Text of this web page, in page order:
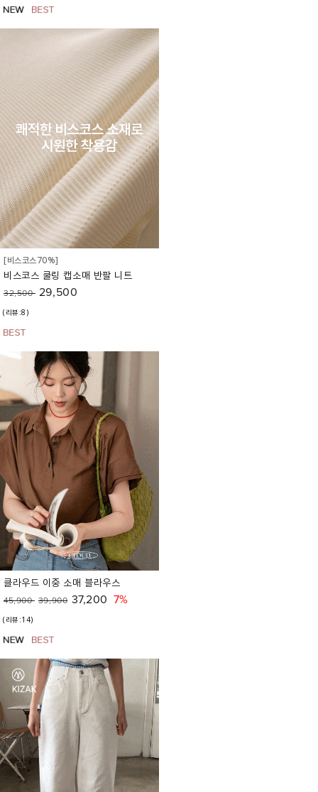
[비스코스70%]
비스코스 쿨링 캡소매 반팔 니트
32,500 29,500
(리뷰:8)
클라우드 이중 소매 블라우스
45,900 39,900 37,200 7%
(리뷰:14)